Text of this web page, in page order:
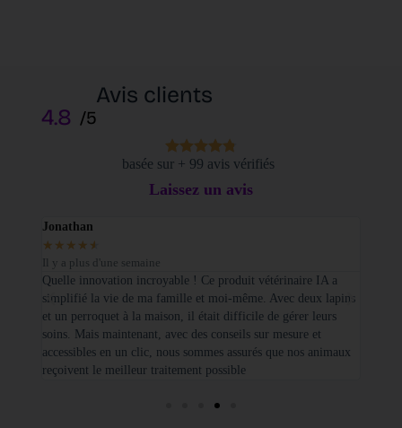
Avis clients
4.8 /5
basée sur + 99 avis vérifiés
Laissez un avis
Jonathan
★ ★ ★ ★ ★
Il y a plus d'une semaine
Quelle innovation incroyable ! Ce produit vétérinaire IA a
simplifié la vie de ma famille et moi-même. Avec deux lapins
et un perroquet à la maison, il était difficile de gérer leurs
soins. Mais maintenant, avec des conseils sur mesure et
accessibles en un clic, nous sommes assurés que nos animaux
reçoivent le meilleur traitement possible